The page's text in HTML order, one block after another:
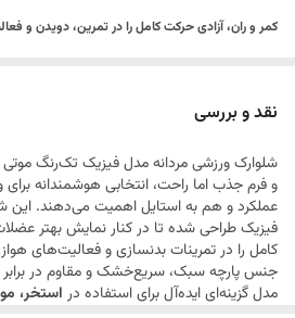
کمر و ران، آزادی حرکت کامل را در تمرین، دویدن و
و با قابلیت شست‌وشو تا دمای ۳۰ درجه، نگهداری آسان و دوام بالایی دارد.
دارای کش پشت کمر، مناسب دوره‌های
طراحی‌شده مطابق استانداردهای
قد بلند استاندارد تا سر زانو و قواره آزاد
نقد و بررسی
شلوارک ورزشی مردانه مدل فیزیک تک‌رنگ موتی
و فرم جذب اما راحت، انتخابی هوشمندانه
عملکرد و هم به استایل اهمیت می‌دهند. این
فیزیک طراحی شده تا در کنار نمایش بهتر
کامل را در تمرینات بدنسازی و فعالیت‌های
جنس پارچه سبک، سریع‌خشک و مقاوم در
مدل گزینه‌ای ایده‌آل برای استفاده در استخر،